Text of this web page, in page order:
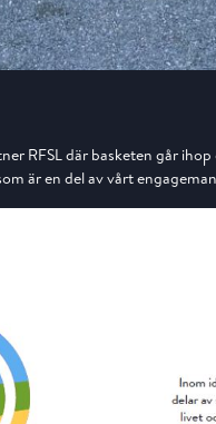
RFSL där basketen går
är en del av vårt